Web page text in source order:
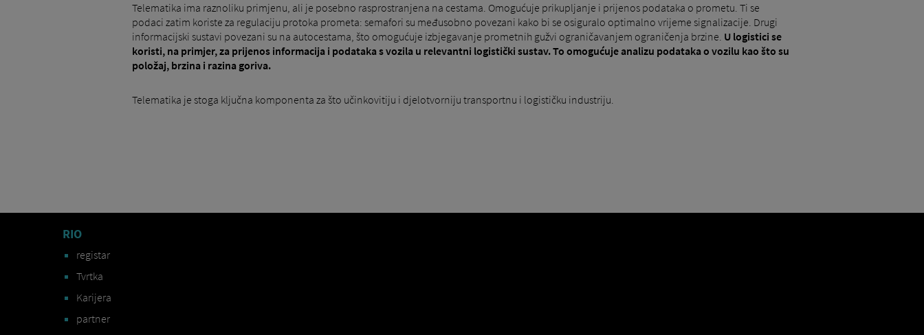
Telematika ima raznoliku primjenu, ali je posebno rasprostranjena na cestama. Omogućuje prikupljanje i prijenos podataka o prometu. Ti se
podaci zatim koriste za regulaciju protoka prometa: semafori su međusobno povezani kako bi se osiguralo optimalno vrijeme signalizacije. Drugi
informacijski sustavi povezani su na autocestama, što omogućuje izbjegavanje prometnih gužvi ograničavanjem ograničenja brzine. U logistici se
koristi, na primjer, za prijenos informacija i podataka s vozila u relevantni logistički sustav. To omogućuje analizu podataka o vozilu kao što su
položaj, brzina i razina goriva.
Telematika je stoga ključna komponenta za što učinkovitiju i djelotvorniju transportnu i logističku industriju.
RIO
registar
Tvrtka
Karijera
partner